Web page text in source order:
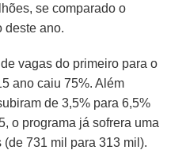
se comparado o
deste ano.
vagas do primeiro para o
ano caiu 75%. Além
de 3,5% para 6,5%
o programa já sofrera uma
731 mil para 313 mil).